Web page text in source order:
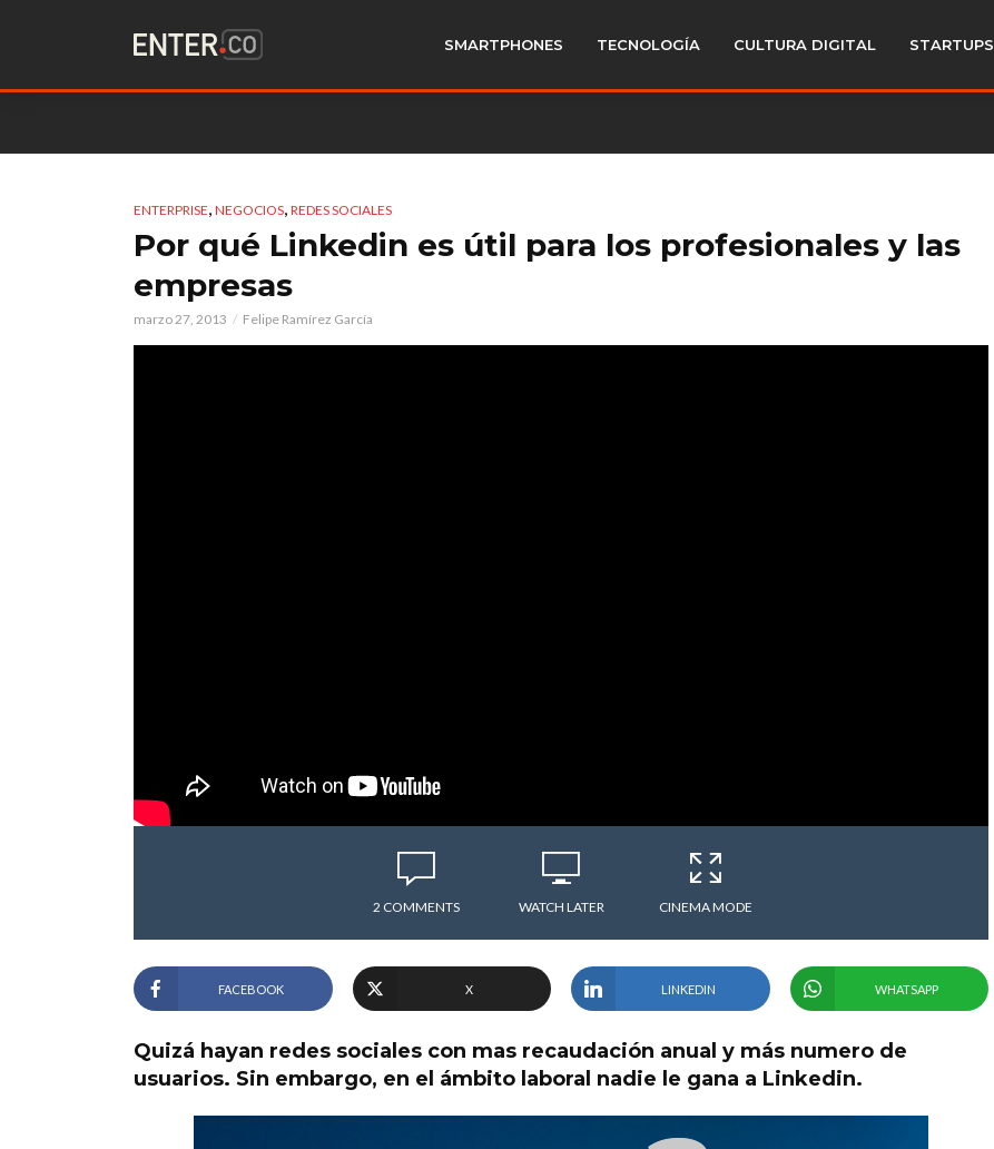
SMARTPHONES TECNOLOGÍA CULTURA DIGITAL STARTUPS
ENTERPRISE, NEGOCIOS, REDES SOCIALES
Por qué Linkedin es útil para los profesionales y las
empresas
marzo 27, 2013 Felipe Ramírez García
2 COMMENTS WATCH LATER CINEMA MODE
FACEBOOK X LINKEDIN WHATSAPP
Quizá hayan redes sociales con mas recaudación anual y más numero de
usuarios. Sin embargo, en el ámbito laboral nadie le gana a Linkedin.